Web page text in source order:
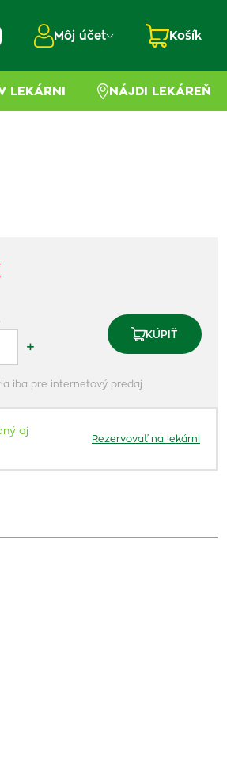
Môj účet Košík
LEKÁRNI NÁJDI LEKÁREŇ
+
KÚPIŤ
iba pre internetový predaj
aj
Rezervovať na lekárni